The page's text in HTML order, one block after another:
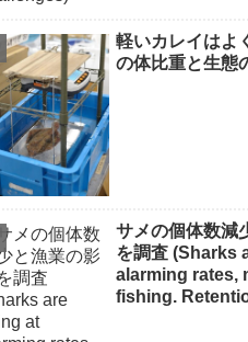
軽いカレイはよ
の体比重と生態
サメの個体数減
を調査 (Sharks
alarming rates,
fishing.